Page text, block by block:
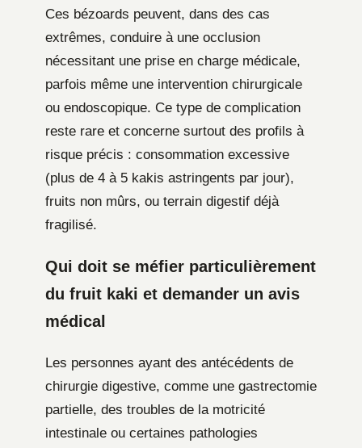
Ces bézoards peuvent, dans des cas
extrêmes, conduire à une occlusion
nécessitant une prise en charge médicale,
parfois même une intervention chirurgicale
ou endoscopique. Ce type de complication
reste rare et concerne surtout des profils à
risque précis : consommation excessive
(plus de 4 à 5 kakis astringents par jour),
fruits non mûrs, ou terrain digestif déjà
fragilisé.
Qui doit se méfier particulièrement
du fruit kaki et demander un avis
médical
Les personnes ayant des antécédents de
chirurgie digestive, comme une gastrectomie
partielle, des troubles de la motricité
intestinale ou certaines pathologies